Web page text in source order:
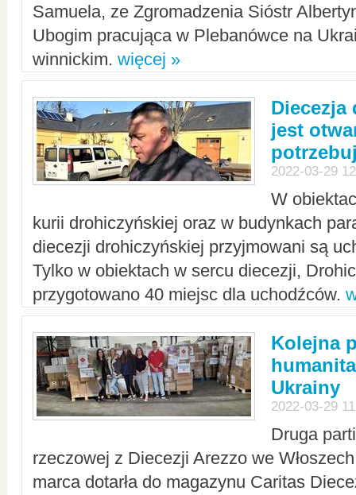
Samuela, ze Zgromadzenia Sióstr
Ubogim pracująca w Plebanówce na
winnickim. więcej »
Diecezja
jest
2022-03-29
W
kurii drohiczyńskiej oraz w budynkach
diecezji drohiczyńskiej przyjmowani są
Tylko w obiektach w sercu diecezji,
przygotowano 40 miejsc dla uchodźców.
Kolejna
Ukrainy
2022-03-29
Druga
rzeczowej z Diecezji Arezzo we
marca dotarła do magazynu Caritas